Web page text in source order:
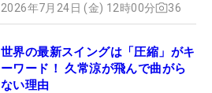
2026年7月24日 (金) 12時00分 36
世界の最新スイングは「圧縮」がキ
ーワード！ 久常涼が飛んで曲がら
ない理由